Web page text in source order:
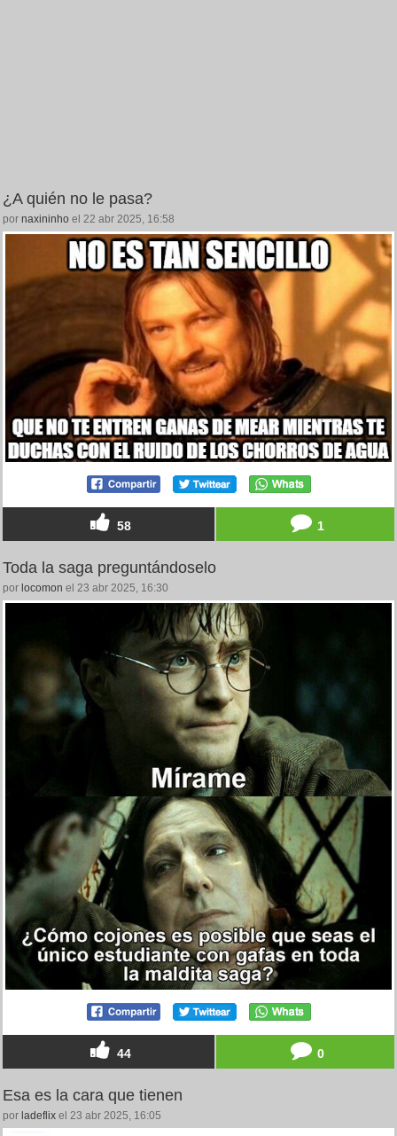
¿A quién no le pasa?
por naxininho el 22 abr 2025, 16:58
58 1
Toda la saga preguntándoselo
por locomon el 23 abr 2025, 16:30
44 0
Esa es la cara que tienen
por ladeflix el 23 abr 2025, 16:05